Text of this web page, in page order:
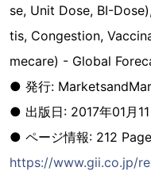
se, Unit Dose, BI-
tis, Congestion,
mecare) - Global
● 発行:
● 出版日: 2017年01月11
● ページ情報: 212
https://www.gii.co.jp/